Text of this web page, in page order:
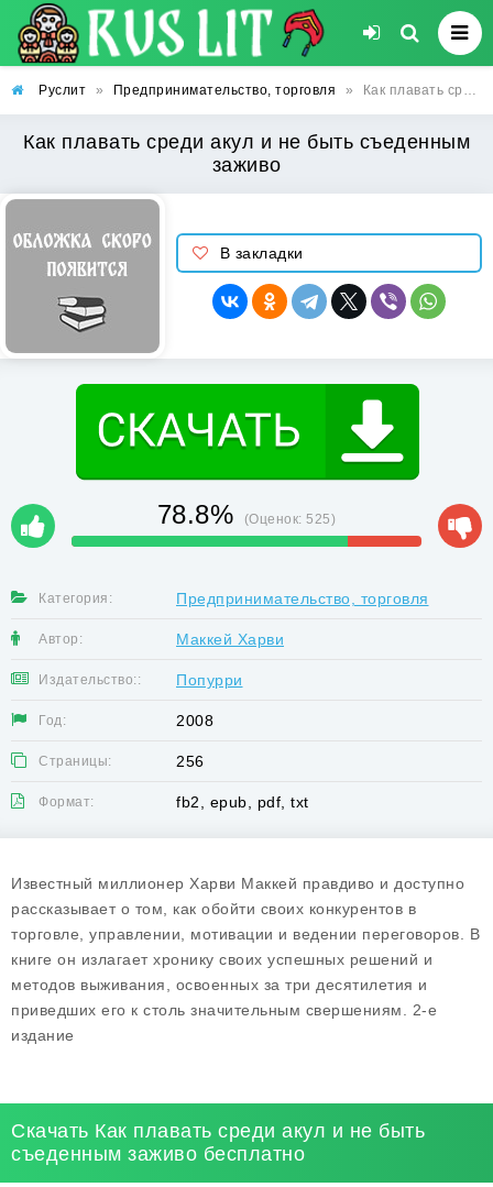
Руслит » Предпринимательство, торговля » Как плавать среди акул и не быть съеденным заживо
Как плавать среди акул и не быть съеденным
заживо
В закладки
78.8% (Оценок:525)
Категория: Предпринимательство, торговля
Автор: Маккей Харви
Издательство:: Попурри
Год: 2008
Страницы: 256
Формат: fb2, epub, pdf, txt
Известный миллионер Харви Маккей правдиво и доступно
рассказывает о том, как обойти своих конкурентов в
торговле, управлении, мотивации и ведении переговоров. В
книге он излагает хронику своих успешных решений и
методов выживания, освоенных за три десятилетия и
приведших его к столь значительным свершениям. 2-е
издание
Скачать Как плавать среди акул и не быть
съеденным заживо бесплатно